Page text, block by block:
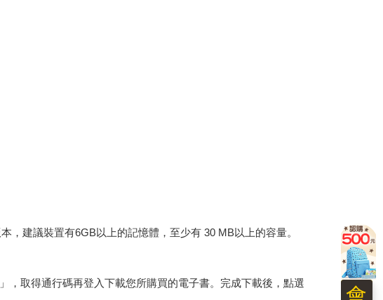
，建議裝置有6GB以上的記憶體，至少有 30 MB以上的容量。
取得通行碼再登入下載您所購買的電子書。完成下載後，點選